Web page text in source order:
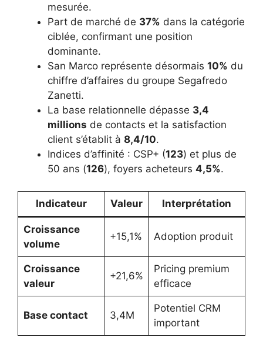
mesurée.
Part de marché de 37% dans la catégorie
ciblée, confirmant une position
dominante.
San Marco représente désormais 10% du
chiffre d’affaires du groupe Segafredo
Zanetti.
La base relationnelle dépasse 3,4
millions de contacts et la satisfaction
client s’établit à 8,4/10.
Indices d’affinité : CSP+ (123) et plus de
50 ans (126), foyers acheteurs 4,5%.
Indicateur Valeur Interprétation
Croissance
volume
+15,1% Adoption produit
Croissance
valeur
+21,6%
Pricing premium
efficace
Base contact 3,4M
Potentiel CRM
important